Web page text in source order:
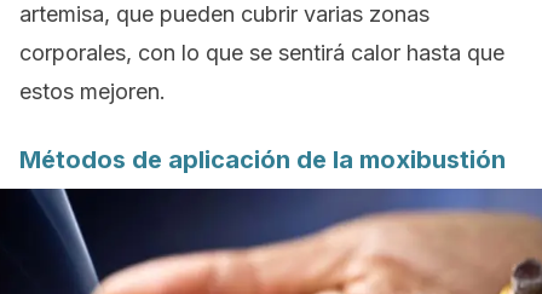
artemisa, que pueden cubrir varias zonas
corporales, con lo que se sentirá calor hasta que
estos mejoren.
Métodos de aplicación de la moxibustión